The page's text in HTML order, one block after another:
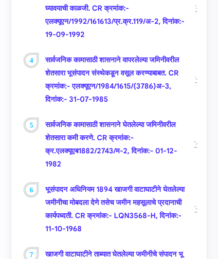
घ्‍यावयाची काळजी. CR क्रमांक:-
एलक्‍यूएन/1992/161613/प्र.क्र.119/अ-2, दिनांक:-
19-09-1992
सार्वजनिक कामासाठी शासनाने वापरलेल्‍या जमिनीवरील
शेतसारा भूसंपादन संस्‍थेकडून वसूल करण्‍याबाबत. CR
क्रमांक:- एलक्‍यूएन/1984/1615/(3786)अ-3,
दिनांक:- 31-07-1985
सार्वजनिक कामासाठी शासनाने घेतलेल्‍या जमिनीवरील
शेतसारा कमी करणे. CR क्रमांक:-
क्र.एलक्‍यूएब1882/2743/म-2, दिनांक:- 01-12-
1982
भूसंपादन अधिनियम 1894 खाजगी वाटाघाटीने घेतलेल्‍या
जमीनीचा मोबदला देणे तसेच जमीन महसूलाचे प्रदानाची
कार्यपध्‍दती. CR क्रमांक:- LQN3568-H, दिनांक:-
11-10-1968
खाजगी वाटाघाटीने ताब्‍यात घेतलेल्‍या जमीनीचे संपादन भू